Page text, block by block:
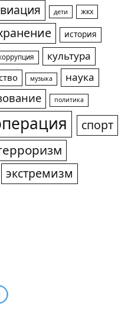
дети жкх
история
культура
музыка
наука
политика
спорт
экстремизм